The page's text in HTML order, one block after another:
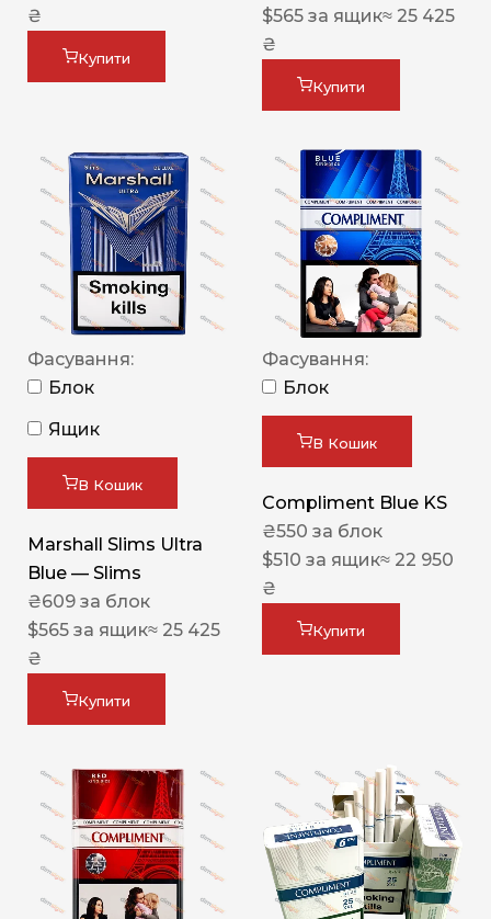
₴
Купити
$565 за ящик≈ 25 425
₴
Купити
Фасування:
Блок
Ящик
В Кошик
Marshall Slims Ultra
Blue — Slims
₴609 за блок
$565 за ящик≈ 25 425
₴
Купити
Фасування:
Блок
В Кошик
Compliment Blue KS
₴550 за блок
$510 за ящик≈ 22 950
₴
Купити